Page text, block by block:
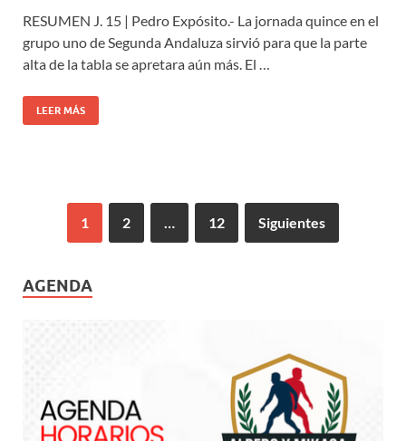
RESUMEN J. 15 | Pedro Expósito.- La jornada quince en el
grupo uno de Segunda Andaluza sirvió para que la parte
alta de la tabla se apretara aún más. El …
LEER MÁS
1 2 … 12 Siguientes
AGENDA